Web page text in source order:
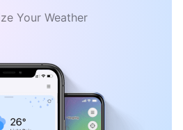
Your Weather